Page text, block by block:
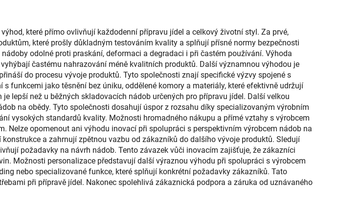
které přímo ovlivňují každodenní přípravu jídel a celkový životní styl. Za prvé,
které prošly důkladným testováním kvality a splňují přísné normy bezpečnosti
odolné proti praskání, deformaci a degradaci i při častém používání. Výhoda
častému nahrazování méně kvalitních produktů. Další významnou výhodou je
do procesu vývoje produktů. Tyto společnosti znají specifické výzvy spojené s
funkcemi jako těsnění bez úniku, oddělené komory a materiály, které efektivně udržují
lepší než u běžných skladovacích nádob určených pro přípravu jídel. Další velkou
na obědy. Tyto společnosti dosahují úspor z rozsahu díky specializovaným výrobním
vysokých standardů kvality. Možnosti hromadného nákupu a přímé vztahy s výrobcem
Nelze opomenout ani výhodu inovací při spolupráci s perspektivním výrobcem nádob na
a zahrnují zpětnou vazbu od zákazníků do dalšího vývoje produktů. Sledují
požadavky na návrh nádob. Tento závazek vůči inovacím zajišťuje, že zákazníci
Možnosti personalizace představují další výraznou výhodu při spolupráci s výrobcem
nebo specializované funkce, které splňují konkrétní požadavky zákazníků. Tato
při přípravě jídel. Nakonec spolehlivá zákaznická podpora a záruka od uznávaného